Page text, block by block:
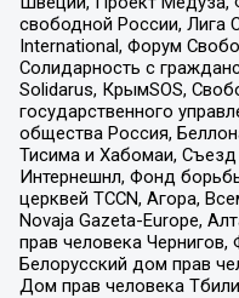
свободной России, Лига
International, Форум
Солидарность с
Solidarus, КрымSOS,
государственного
общества Россия,
Тисима и Хабомаи,
Интернешнл, Фонд
церквей TCCN, Агора,
Novaja Gazeta-Europe,
прав человека
Белорусский дом прав
Дом прав человека